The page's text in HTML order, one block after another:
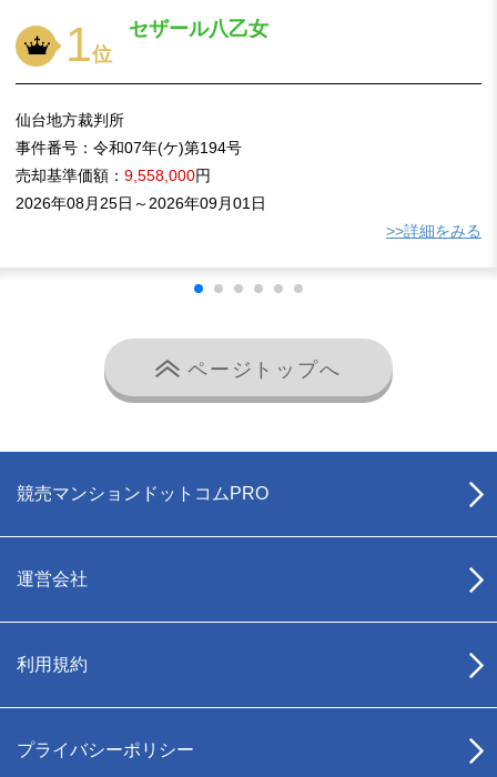
1位
セザール八乙女
仙台地方裁判所
事件番号： 令和07年(ケ)第194号
売却基準価額： 9,558,000円
2026年08月25日～2026年09月01日
>>詳細をみる
ページトップへ
競売マンションドットコムPRO
運営会社
利用規約
プライバシーポリシー